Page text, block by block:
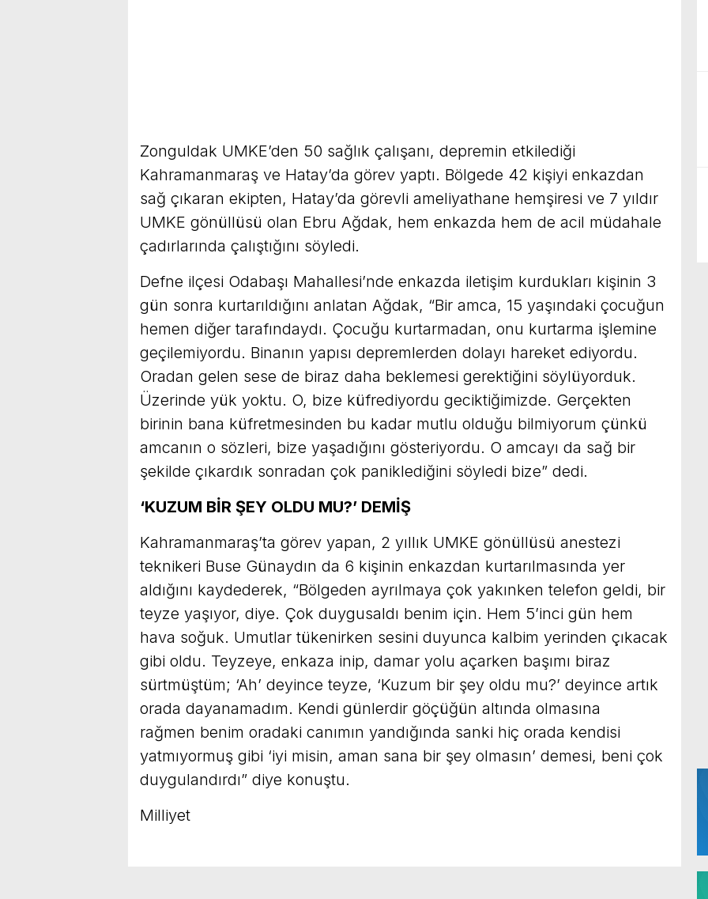
Zonguldak UMKE’den 50 sağlık çalışanı, depremin etkilediği
Kahramanmaraş ve Hatay’da görev yaptı. Bölgede 42 kişiyi enkazdan
sağ çıkaran ekipten, Hatay’da görevli ameliyathane hemşiresi ve 7 yıldır
UMKE gönüllüsü olan Ebru Ağdak, hem enkazda hem de acil müdahale
çadırlarında çalıştığını söyledi.
Defne ilçesi Odabaşı Mahallesi’nde enkazda iletişim kurdukları kişinin 3
gün sonra kurtarıldığını anlatan Ağdak, “Bir amca, 15 yaşındaki çocuğun
hemen diğer tarafındaydı. Çocuğu kurtarmadan, onu kurtarma işlemine
geçilemiyordu. Binanın yapısı depremlerden dolayı hareket ediyordu.
Oradan gelen sese de biraz daha beklemesi gerektiğini söylüyorduk.
Üzerinde yük yoktu. O, bize küfrediyordu geciktiğimizde. Gerçekten
birinin bana küfretmesinden bu kadar mutlu olduğu bilmiyorum çünkü
amcanın o sözleri, bize yaşadığını gösteriyordu. O amcayı da sağ bir
şekilde çıkardık sonradan çok paniklediğini söyledi bize” dedi.
‘KUZUM BİR ŞEY OLDU MU?’ DEMİŞ
Kahramanmaraş’ta görev yapan, 2 yıllık UMKE gönüllüsü anestezi
teknikeri Buse Günaydın da 6 kişinin enkazdan kurtarılmasında yer
aldığını kaydederek, “Bölgeden ayrılmaya çok yakınken telefon geldi, bir
teyze yaşıyor, diye. Çok duygusaldı benim için. Hem 5’inci gün hem
hava soğuk. Umutlar tükenirken sesini duyunca kalbim yerinden çıkacak
gibi oldu. Teyzeye, enkaza inip, damar yolu açarken başımı biraz
sürtmüştüm; ‘Ah’ deyince teyze, ‘Kuzum bir şey oldu mu?’ deyince artık
orada dayanamadım. Kendi günlerdir göçüğün altında olmasına
rağmen benim oradaki canımın yandığında sanki hiç orada kendisi
yatmıyormuş gibi ‘iyi misin, aman sana bir şey olmasın’ demesi, beni çok
duygulandırdı” diye konuştu.
Milliyet